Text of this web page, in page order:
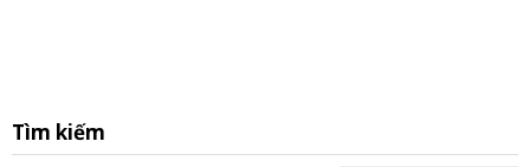
Tìm kiếm